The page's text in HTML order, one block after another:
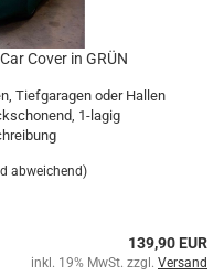
Cover in GRÜN
Tiefgaragen oder Hallen
1-lagig
abweichend)
139,90 EUR
inkl. 19% MwSt. zzgl. Versand